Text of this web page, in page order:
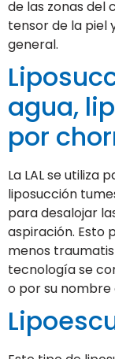
de las zonas del
tensor de la piel
general.
agua,
por
La LAL se utiliza
liposucción
para desalojar
aspiración. Esto
menos
tecnología se
o por su nombre